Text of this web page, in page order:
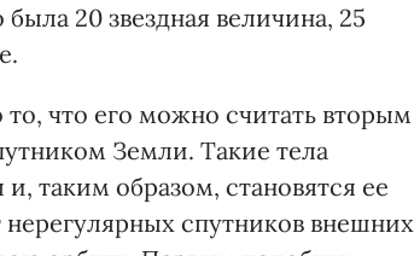
20 звездная величина, 25
то, что его можно считать вторым
Земли. Такие тела
таким образом, становятся ее
спутников внешних